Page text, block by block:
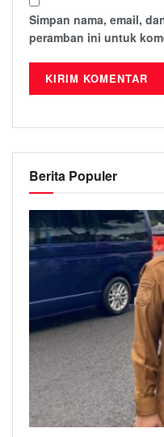
Simpan nama, email,
peramban ini untuk
Berita Populer